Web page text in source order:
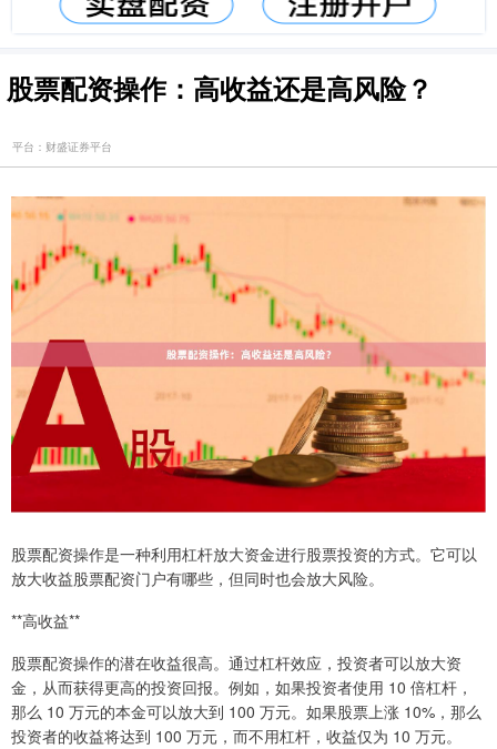
股票配资操作：高收益还是高风险？
平台：财盛证券平台
股票配资操作是一种利用杠杆放大资金进行股票投资的方式。它可以
放大收益股票配资门户有哪些，但同时也会放大风险。
**高收益**
股票配资操作的潜在收益很高。通过杠杆效应，投资者可以放大资
金，从而获得更高的投资回报。例如，如果投资者使用 10 倍杠杆，
那么 10 万元的本金可以放大到 100 万元。如果股票上涨 10%，那么
投资者的收益将达到 100 万元，而不用杠杆，收益仅为 10 万元。